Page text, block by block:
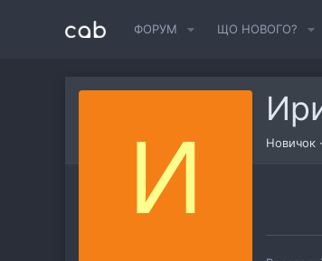
ФОРУМ ЩО НОВОГО?
И Новичок ·